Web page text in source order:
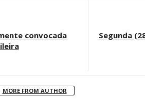
convocada
Segunda
MORE FROM AUTHOR